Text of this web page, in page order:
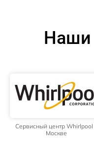
Наши
Сервисный центр Whirlpool
Москве